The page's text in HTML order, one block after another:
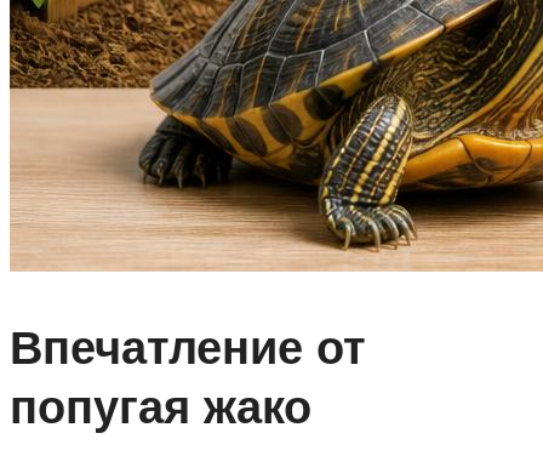
Впечатление от
попугая жако